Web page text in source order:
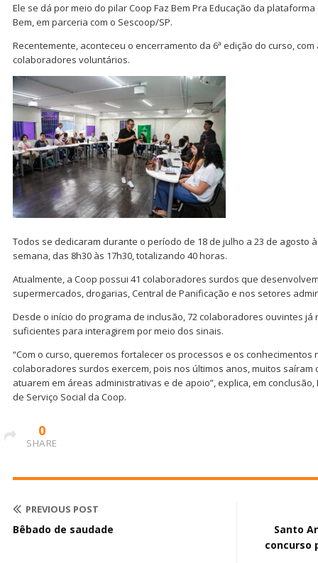
Ele se dá por meio do pilar Coop Faz Bem Pra Educação da
Bem, em parceria com o Sescoop/SP.
Recentemente, aconteceu o encerramento da 6ª edição do curso,
colaboradores voluntários.
Todos se dedicaram durante o período de 18 de julho a 23 de agosto
semana, das 8h30 às 17h30, totalizando 40 horas.
Atualmente, a Coop possui 41 colaboradores surdos que
supermercados, drogarias, Central de Panificação e nos setores
Desde o início do programa de inclusão, 72 colaboradores ouvintes
suficientes para interagirem por meio dos sinais.
“Com o curso, queremos fortalecer os processos e os
colaboradores surdos exercem, pois nos últimos anos, muitos
atuarem em áreas administrativas e de apoio”, explica, em
de Serviço Social da Coop.
0
SHARE
PREVIOUS POST
Bêbado de saudade
Santo
concurso